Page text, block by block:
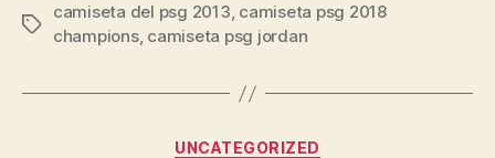
Etiquetas
camiseta del psg 2013, camiseta psg 2018
champions, camiseta psg jordan
Categorías
UNCATEGORIZED